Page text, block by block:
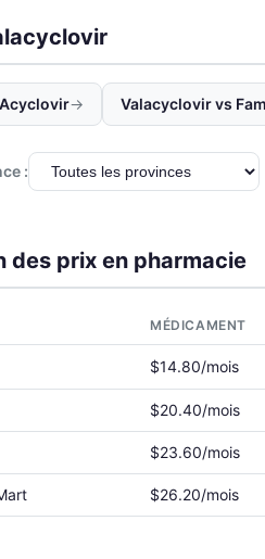
→ Valacyclovir vs
:
des prix en pharmacie
MÉDICAMENT
$14.80/mois
$20.40/mois
$23.60/mois
$26.20/mois